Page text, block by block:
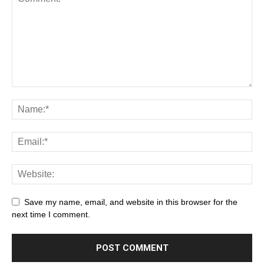
Save my name, email, and website in this browser for the
next time I comment.